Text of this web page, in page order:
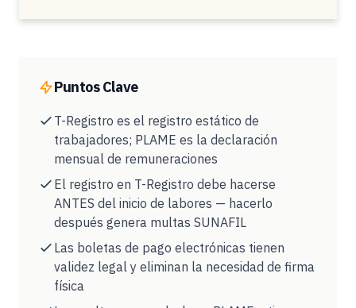
Puntos Clave
T-Registro es el registro estático de
trabajadores; PLAME es la declaración
mensual de remuneraciones
El registro en T-Registro debe hacerse
ANTES del inicio de labores — hacerlo
después genera multas SUNAFIL
Las boletas de pago electrónicas tienen
validez legal y eliminan la necesidad de firma
física